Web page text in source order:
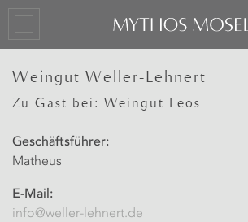
Weingut Weller-Lehnert
Zu Gast bei: Weingut Leos
Geschäftsführer:
Matheus
E-Mail:
info@weller-lehnert.de